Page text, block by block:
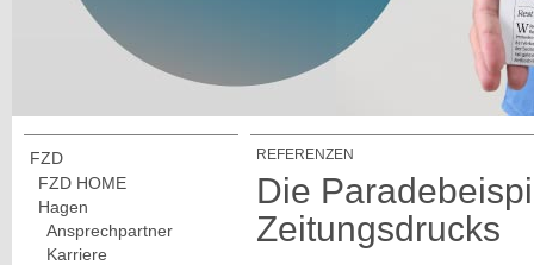
FZD
FZD HOME
Hagen
Ansprechpartner
Karriere
REFERENZEN
Die
Zeitungsdrucks